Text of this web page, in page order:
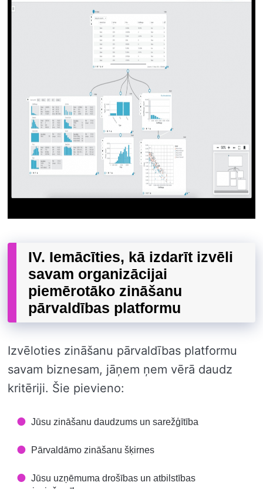
IV. Iemācīties, kā izdarīt izvēli
savam organizācijai
piemērotāko zināšanu
pārvaldības platformu
Izvēloties zināšanu pārvaldības platformu
savam biznesam, jāņem ņem vērā daudz
kritēriji. Šie pievieno:
Jūsu zināšanu daudzums un sarežģītība
Pārvaldāmo zināšanu šķirnes
Jūsu uzņēmuma drošības un atbilstības